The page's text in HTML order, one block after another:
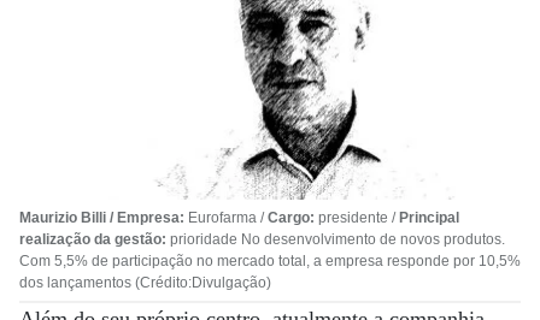
Maurizio Billi / Empresa: Eurofarma /Cargo: presidente /Principal
realização da gestão: prioridade No desenvolvimento de novos produtos.
Com 5,5% de participação no mercado total, a empresa responde por 10,5%
dos lançamentos (Crédito:Divulgação)